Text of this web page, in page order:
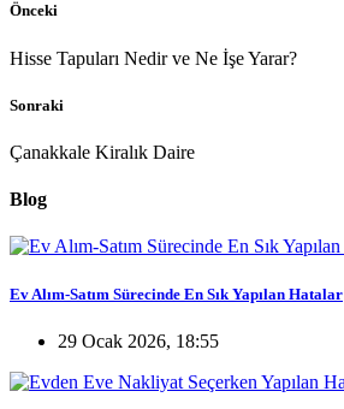
Önceki
Hisse Tapuları Nedir ve Ne İşe Yarar?
Sonraki
Çanakkale Kiralık Daire
Blog
Ev Alım-Satım Sürecinde En Sık Yapılan Hatalar
29 Ocak 2026, 18:55